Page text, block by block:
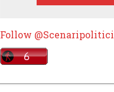
Follow @Scenaripolitici